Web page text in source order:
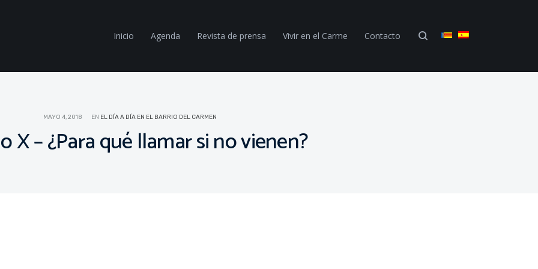
Inicio Agenda Revista de prensa Vivir en el Carme Contacto
MAYO 4, 2018 EN EL DÍA A DÍA EN EL BARRIO DEL CARMEN
X – ¿Para qué llamar si no vienen?